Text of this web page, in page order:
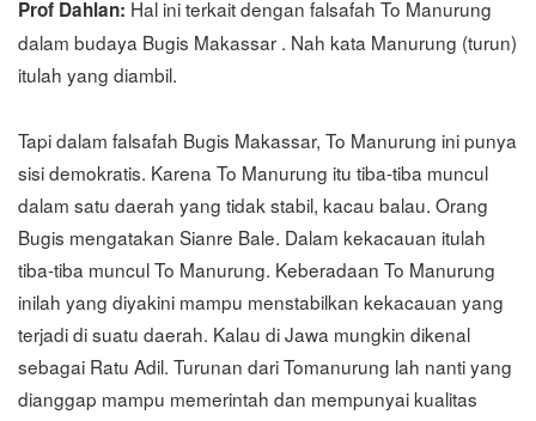
Prof Dahlan: Hal ini terkait dengan falsafah To Manurung
dalam budaya Bugis Makassar . Nah kata Manurung (turun)
itulah yang diambil.
Tapi dalam falsafah Bugis Makassar, To Manurung ini punya
sisi demokratis. Karena To Manurung itu tiba-tiba muncul
dalam satu daerah yang tidak stabil, kacau balau. Orang
Bugis mengatakan Sianre Bale. Dalam kekacauan itulah
tiba-tiba muncul To Manurung. Keberadaan To Manurung
inilah yang diyakini mampu menstabilkan kekacauan yang
terjadi di suatu daerah. Kalau di Jawa mungkin dikenal
sebagai Ratu Adil. Turunan dari Tomanurung lah nanti yang
dianggap mampu memerintah dan mempunyai kualitas